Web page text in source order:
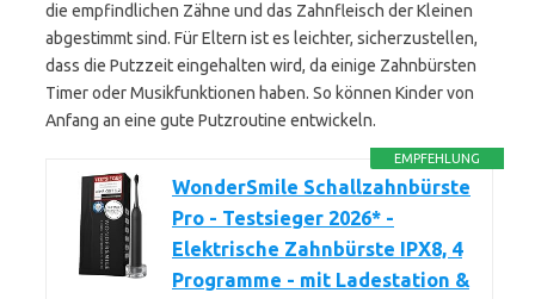
die empfindlichen Zähne und das Zahnfleisch der Kleinen
abgestimmt sind. Für Eltern ist es leichter, sicherzustellen,
dass die Putzzeit eingehalten wird, da einige Zahnbürsten
Timer oder Musikfunktionen haben. So können Kinder von
Anfang an eine gute Putzroutine entwickeln.
EMPFEHLUNG
WonderSmile Schallzahnbürste
Pro - Testsieger 2026* -
Elektrische Zahnbürste IPX8, 4
Programme - mit Ladestation &